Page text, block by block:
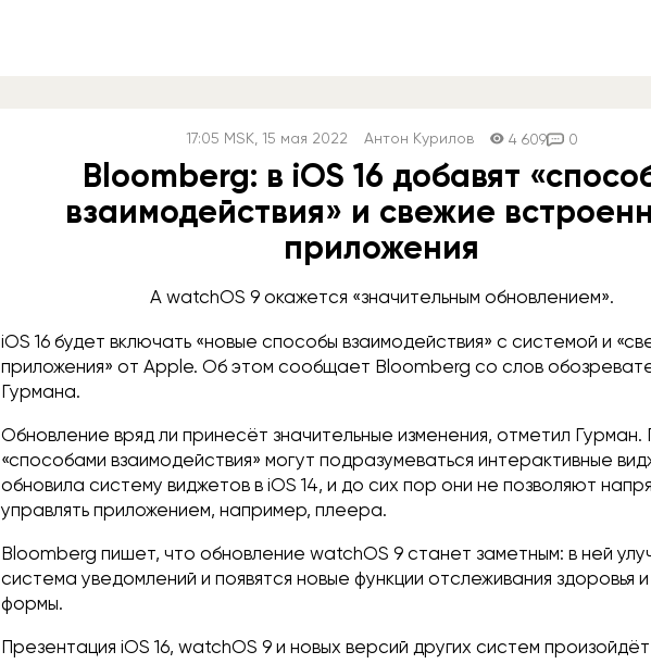
17:05 MSK, 15 мая 2022 Антон Курилов 4 609 0
Bloomberg: в iOS 16 добавят
взаимодействия» и свежие
приложения
А watchOS 9 окажется «значительным обновлением».
iOS 16 будет включать «новые способы взаимодействия» с системой и
приложения» от Apple. Об этом сообщает Bloomberg со слов
Гурмана.
Обновление вряд ли принесёт значительные изменения, отметил Гурман.
«способами взаимодействия» могут подразумеваться интерактивные
обновила систему виджетов в iOS 14, и до сих пор они не позволяют
управлять приложением, например, плеера.
Bloomberg пишет, что обновление watchOS 9 станет заметным: в ней
система уведомлений и появятся новые функции отслеживания здоровья
формы.
Презентация iOS 16, watchOS 9 и новых версий других систем